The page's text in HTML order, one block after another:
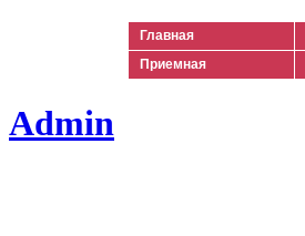
Главная
Приемная
Admin